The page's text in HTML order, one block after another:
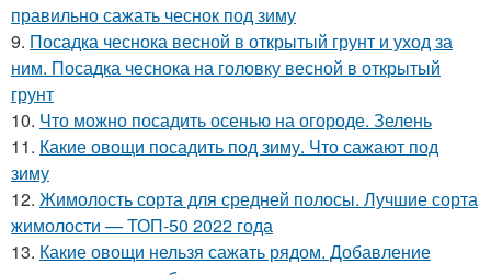
правильно сажать чеснок под зиму
9. Посадка чеснока весной в открытый грунт и уход за
ним. Посадка чеснока на головку весной в открытый
грунт
10. Что можно посадить осенью на огороде. Зелень
11. Какие овощи посадить под зиму. Что сажают под
зиму
12. Жимолость сорта для средней полосы. Лучшие сорта
жимолости — ТОП-50 2022 года
13. Какие овощи нельзя сажать рядом. Добавление